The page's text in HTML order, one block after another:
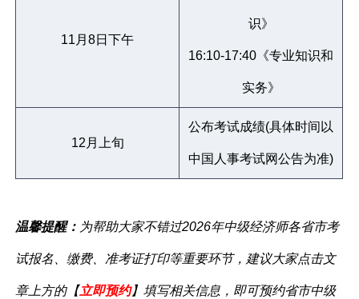
11月8日下午
识》
16:10-17:40《专业知识和
实务》
12月上旬
公布考试成绩(具体时间以
中国人事考试网公告为准)
温馨提醒： 为帮助大家不错过2026年中级经济师各省市考
试报名、缴费、准考证打印等重要环节，建议大家点击文
章上方的【立即预约】填写相关信息，即可预约省市中级